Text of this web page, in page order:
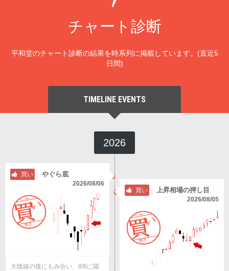
チャート診断
平和堂のチャート診断の結果を時系列に掲載しています。(直近5
日間)
TIMELINE EVENTS
2026
買い やぐら底
2026/08/06
大陰線の後にもみ合い、8/6に陽
買い 上昇相場の押し目
2026/08/05